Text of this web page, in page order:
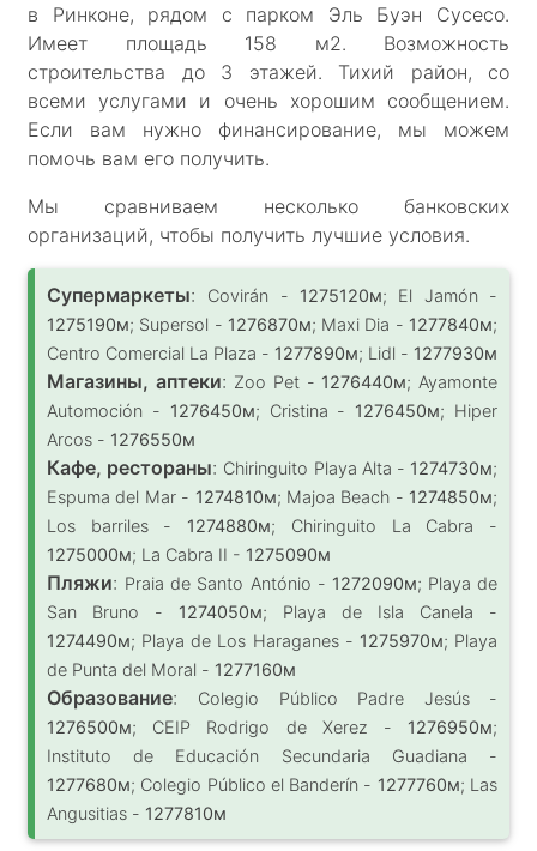
в Ринконе, рядом с парком Эль Буэн Сусесо.
Имеет площадь 158 м2. Возможность
строительства до 3 этажей. Тихий район, со
всеми услугами и очень хорошим сообщением.
Если вам нужно финансирование, мы можем
помочь вам его получить.
Мы сравниваем несколько банковских
организаций, чтобы получить лучшие условия.
Супермаркеты: Covirán - 1275120м; El Jamón -
1275190м; Supersol - 1276870м; Maxi Dia - 1277840м;
Centro Comercial La Plaza - 1277890м; Lidl - 1277930м
Магазины, аптеки: Zoo Pet - 1276440м; Ayamonte
Automoción - 1276450м; Cristina - 1276450м; Hiper
Arcos - 1276550м
Кафе, рестораны: Chiringuito Playa Alta - 1274730м;
Espuma del Mar - 1274810м; Majoa Beach - 1274850м;
Los barriles - 1274880м; Chiringuito La Cabra -
1275000м; La Cabra II - 1275090м
Пляжи: Praia de Santo António - 1272090м; Playa de
San Bruno - 1274050м; Playa de Isla Canela -
1274490м; Playa de Los Haraganes - 1275970м; Playa
de Punta del Moral - 1277160м
Образование:
Colegio Público Padre Jesús -
1276500м; CEIP Rodrigo de Xerez - 1276950м;
Instituto de Educación Secundaria Guadiana -
1277680м; Colegio Público el Banderín - 1277760м; Las
Angusitias - 1277810м